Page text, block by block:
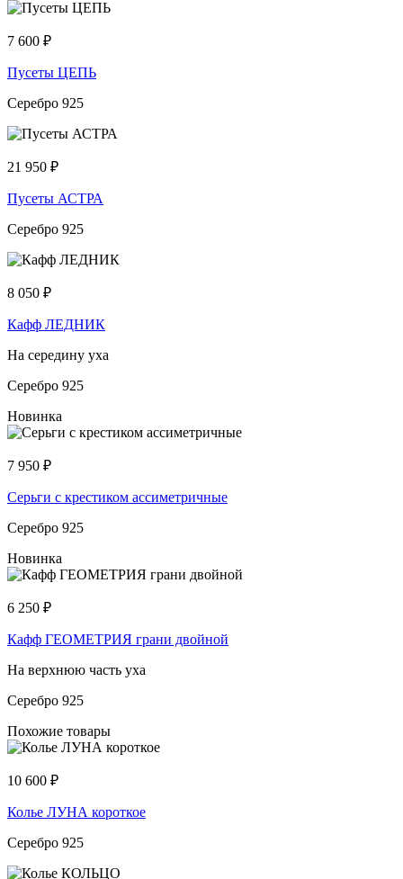
7 600 ₽
Пусеты ЦЕПЬ
Серебро 925
21 950 ₽
Пусеты АСТРА
Серебро 925
8 050 ₽
Кафф ЛЕДНИК
На середину уха
Серебро 925
Новинка
7 950 ₽
Серьги с крестиком ассиметричные
Серебро 925
Новинка
6 250 ₽
Кафф ГЕОМЕТРИЯ грани двойной
На верхнюю часть уха
Серебро 925
Похожие товары
10 600 ₽
Колье ЛУНА короткое
Серебро 925